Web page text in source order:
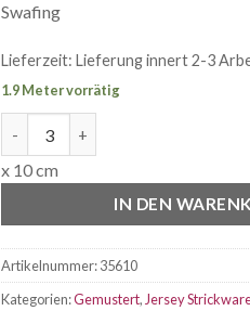
Swafing
Lieferzeit:Lieferung innert 2-3
1.9 Meter vorrätig
x 10 cm
IN DEN
Artikelnummer:35610
Kategorien:Gemustert, Jersey